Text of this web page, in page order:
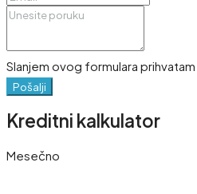
Slanjem ovog formulara prihvatam
Pošalji
Kreditni kalkulator
Mesečno